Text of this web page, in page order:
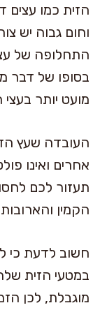
הזית כמו עצים
וחום גבוה יש
התחלופה של
בסופו של דבר
מועט יותר
העובדה שעץ
אחרים ואינו
תעזור לכם
הקמין
חשוב לדעת כי
במטעי הזית
מוגבלת, לכן